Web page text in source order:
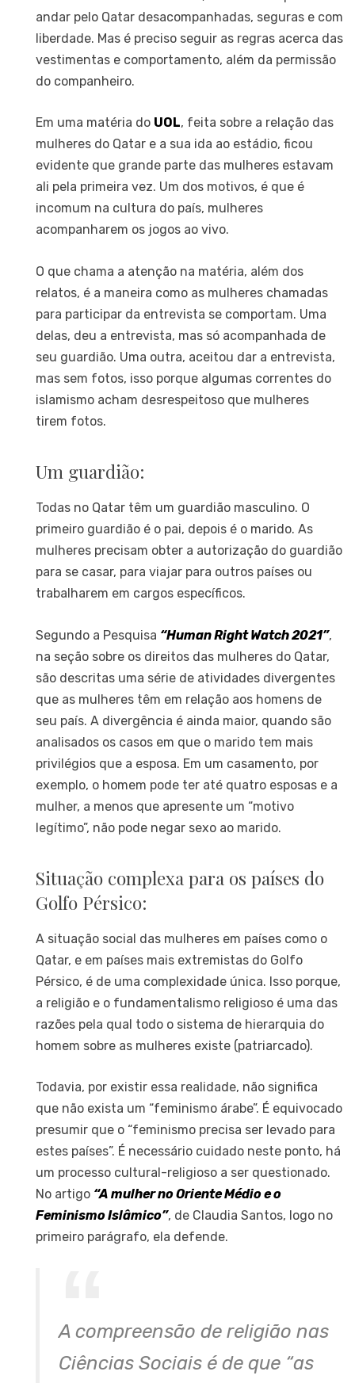
andar pelo Qatar desacompanhadas, seguras e com
liberdade. Mas é preciso seguir as regras acerca das
vestimentas e comportamento, além da permissão
do companheiro.
Em uma matéria do UOL, feita sobre a relação das
mulheres do Qatar e a sua ida ao estádio, ficou
evidente que grande parte das mulheres estavam
ali pela primeira vez. Um dos motivos, é que é
incomum na cultura do país, mulheres
acompanharem os jogos ao vivo.
O que chama a atenção na matéria, além dos
relatos, é a maneira como as mulheres chamadas
para participar da entrevista se comportam. Uma
delas, deu a entrevista, mas só acompanhada de
seu guardião. Uma outra, aceitou dar a entrevista,
mas sem fotos, isso porque algumas correntes do
islamismo acham desrespeitoso que mulheres
tirem fotos.
Um guardião:
Todas no Qatar têm um guardião masculino. O
primeiro guardião é o pai, depois é o marido. As
mulheres precisam obter a autorização do guardião
para se casar, para viajar para outros países ou
trabalharem em cargos específicos.
Segundo a Pesquisa “Human Right Watch 2021”,
na seção sobre os direitos das mulheres do Qatar,
são descritas uma série de atividades divergentes
que as mulheres têm em relação aos homens de
seu país. A divergência é ainda maior, quando são
analisados os casos em que o marido tem mais
privilégios que a esposa. Em um casamento, por
exemplo, o homem pode ter até quatro esposas e a
mulher, a menos que apresente um “motivo
legítimo”, não pode negar sexo ao marido.
Situação complexa para os países do
Golfo Pérsico:
A situação social das mulheres em países como o
Qatar, e em países mais extremistas do Golfo
Pérsico, é de uma complexidade única. Isso porque,
a religião e o fundamentalismo religioso é uma das
razões pela qual todo o sistema de hierarquia do
homem sobre as mulheres existe (patriarcado).
Todavia, por existir essa realidade, não significa
que não exista um “feminismo árabe”. É equivocado
presumir que o “feminismo precisa ser levado para
estes países”. É necessário cuidado neste ponto, há
um processo cultural-religioso a ser questionado.
No artigo “A mulher no Oriente Médio e o
Feminismo Islâmico”, de Claudia Santos, logo no
primeiro parágrafo, ela defende.
A compreensão de religião nas
Ciências Sociais é de que “as